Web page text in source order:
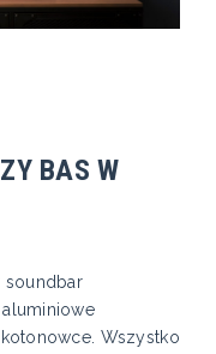
BAS W
soundbar
Wszystko